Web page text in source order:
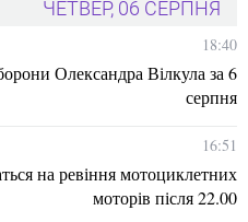
ЧЕТВЕР, 06 СЕРПНЯ
18:40
Олександра Вілкула за 6
серпня
16:51
на ревіння мотоциклетних
моторів після 22.00